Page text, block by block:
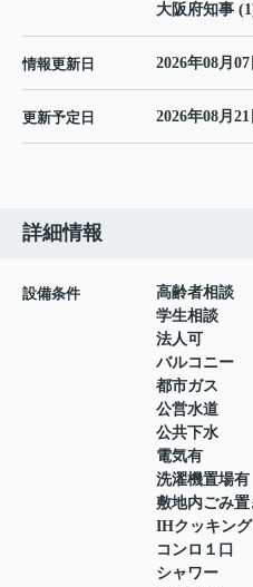
大阪府知事
情報更新日 2026年08月07
更新予定日 2026年08月21
詳細情報
設備条件
高齢者相談
学生相談
法人可
バルコニー
都市ガス
公営水道
公共下水
電気有
洗濯機置場有
敷地内ごみ置
IHクッキン
コンロ１口
シャワー